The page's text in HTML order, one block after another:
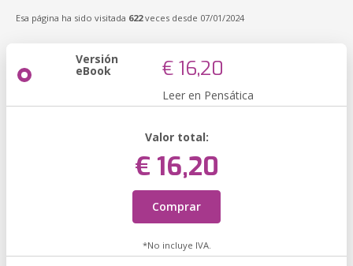
Esa página ha sido visitada 622veces desde 07/01/2024
Versión
eBook € 16,20
Leer en Pensática
Valor total:
€ 16,20
Comprar
*No incluye IVA.